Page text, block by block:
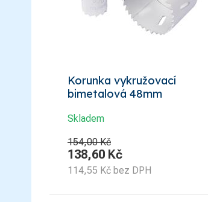
Korunka vykružovací
bimetalová 48mm
Skladem
154,00 Kč
138,60 Kč
114,55 Kč bez DPH